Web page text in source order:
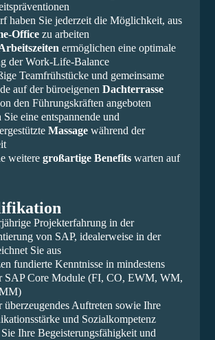
haben Sie jederzeit die Möglichkeit, aus
Officezu arbeiten
ermöglichen eine optimale
der Work-Life-Balance
Teamfrühstücke und gemeinsame
auf der büroeigenen Dachterrasse
den Führungskräften angeboten
Sie eine entspannende und
Massage während der
weitere großartige Benefitswarten auf
Projekterfahrung in der
von SAP, idealerweise in der
Sie aus
fundierte Kenntnisse in mindestens
SAP Core Module (FI, CO, EWM, WM,
Auftreten sowie Ihre
und Sozialkompetenz
Ihre Begeisterungsfähigkeit und